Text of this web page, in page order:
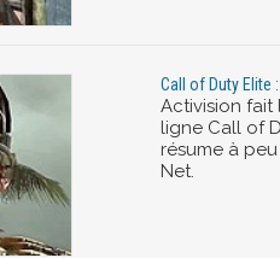
Call of Duty Elite
Activision fait
ligne Call of
résume à
Net.